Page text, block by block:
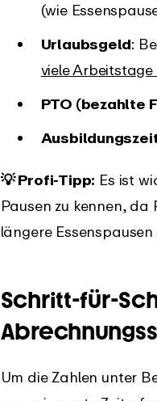
(wie
Urlaubsgeld:
viele
PTO (bezahlte
💡 Profi-Tipp: Es ist
Pausen zu kennen,
längere
Schritt-für-
Um die Zahlen unter